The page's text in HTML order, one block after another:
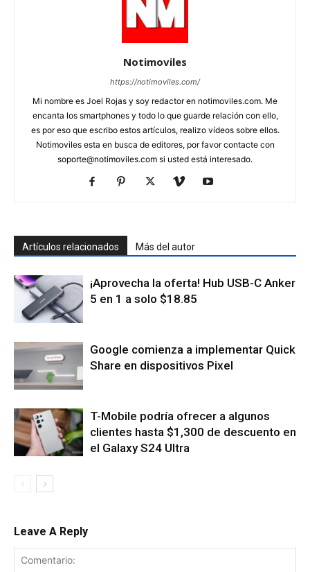
Notimoviles
https://notimoviles.com/
Mi nombre es Joel Rojas y soy redactor en notimoviles.com. Me
encanta los smartphones y todo lo que guarde relación con ello,
es por eso que escribo estos artículos, realizo vídeos sobre ellos.
Notimoviles esta en busca de editores, por favor contacte con
soporte@notimoviles.com si usted está interesado.
Artículos relacionados Más del autor
¡Aprovecha la oferta! Hub USB-C Anker
5 en 1 a solo $18.85
Google comienza a implementar Quick
Share en dispositivos Pixel
T-Mobile podría ofrecer a algunos
clientes hasta $1,300 de descuento en
el Galaxy S24 Ultra
Leave A Reply